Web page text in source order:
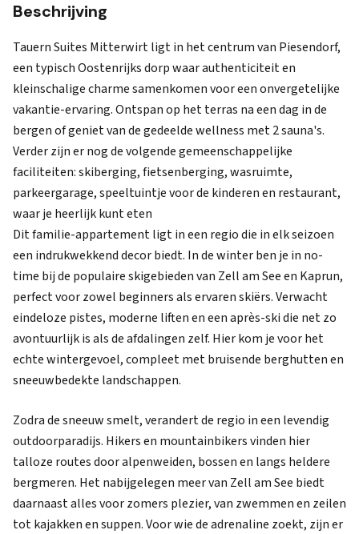
Beschrijving
Tauern Suites Mitterwirt ligt in het centrum van Piesendorf,
een typisch Oostenrijks dorp waar authenticiteit en
kleinschalige charme samenkomen voor een onvergetelijke
vakantie-ervaring. Ontspan op het terras na een dag in de
bergen of geniet van de gedeelde wellness met 2 sauna's.
Verder zijn er nog de volgende gemeenschappelijke
faciliteiten: skiberging, fietsenberging, wasruimte,
parkeergarage, speeltuintje voor de kinderen en restaurant,
waar je heerlijk kunt eten
Dit familie-appartement ligt in een regio die in elk seizoen
een indrukwekkend decor biedt. In de winter ben je in no-
time bij de populaire skigebieden van Zell am See en Kaprun,
perfect voor zowel beginners als ervaren skiërs. Verwacht
eindeloze pistes, moderne liften en een après-ski die net zo
avontuurlijk is als de afdalingen zelf. Hier kom je voor het
echte wintergevoel, compleet met bruisende berghutten en
sneeuwbedekte landschappen.
Zodra de sneeuw smelt, verandert de regio in een levendig
outdoorparadijs. Hikers en mountainbikers vinden hier
talloze routes door alpenweiden, bossen en langs heldere
bergmeren. Het nabijgelegen meer van Zell am See biedt
daarnaast alles voor zomers plezier, van zwemmen en zeilen
tot kajakken en suppen. Voor wie de adrenaline zoekt, zijn er